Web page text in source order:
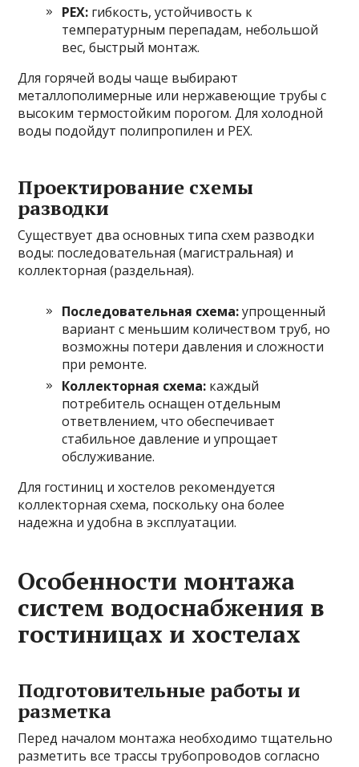
PEX: гибкость, устойчивость к
температурным перепадам, небольшой
вес, быстрый монтаж.
Для горячей воды чаще выбирают
металлополимерные или нержавеющие трубы с
высоким термостойким порогом. Для холодной
воды подойдут полипропилен и PEX.
Проектирование схемы
разводки
Существует два основных типа схем разводки
воды: последовательная (магистральная) и
коллекторная (раздельная).
Последовательная схема:упрощенный
вариант с меньшим количеством труб, но
возможны потери давления и сложности
при ремонте.
Коллекторная схема: каждый
потребитель оснащен отдельным
ответвлением, что обеспечивает
стабильное давление и упрощает
обслуживание.
Для гостиниц и хостелов рекомендуется
коллекторная схема, поскольку она более
надежна и удобна в эксплуатации.
Особенности монтажа
систем водоснабжения в
гостиницах и хостелах
Подготовительные работы и
разметка
Перед началом монтажа необходимо тщательно
разметить все трассы трубопроводов согласно